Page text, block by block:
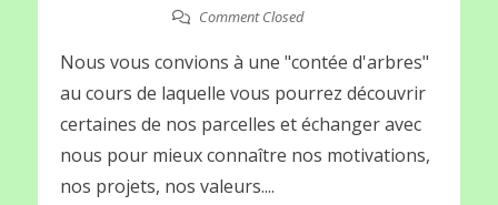
Comment Closed
Nous vous convions à une "contée d'arbres"
au cours de laquelle vous pourrez découvrir
certaines de nos parcelles et échanger avec
nous pour mieux connaître nos motivations,
nos projets, nos valeurs....